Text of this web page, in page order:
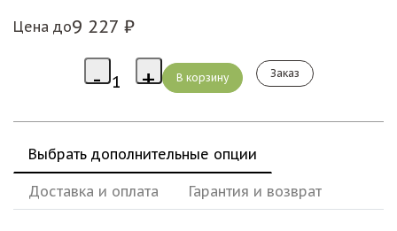
Цена до9 227 ₽
Заказ
Выбрать дополнительные опции
Доставка и оплата Гарантия и возврат